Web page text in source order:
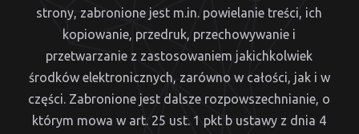
strony, zabronione jest m.in. powielanie treści, ich
kopiowanie, przedruk, przechowywanie i
przetwarzanie z zastosowaniem jakichkolwiek
środków elektronicznych, zarówno w całości, jak i w
części. Zabronione jest dalsze rozpowszechnianie, o
którym mowa w art. 25 ust. 1 pkt b ustawy z dnia 4